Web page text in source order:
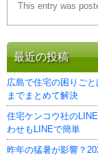
This entry was
最近の投稿
広島で住宅の困りご
までまとめて解決
住宅ケンコウ社の
わせもLINEで簡単
昨年の猛暑が影響？